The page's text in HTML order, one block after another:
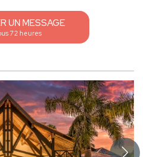
UN MESSAGE
72 heures